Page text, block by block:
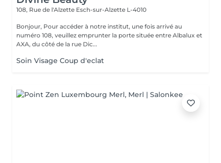
108, Rue de l'Alzette Esch-sur-Alzette L-4010
Bonjour, Pour accéder à notre institut, une fois arrivé au
numéro 108, veuillez emprunter la porte située entre Albalux et
AXA, du côté de la rue Dic...
Soin Visage Coup d'eclat